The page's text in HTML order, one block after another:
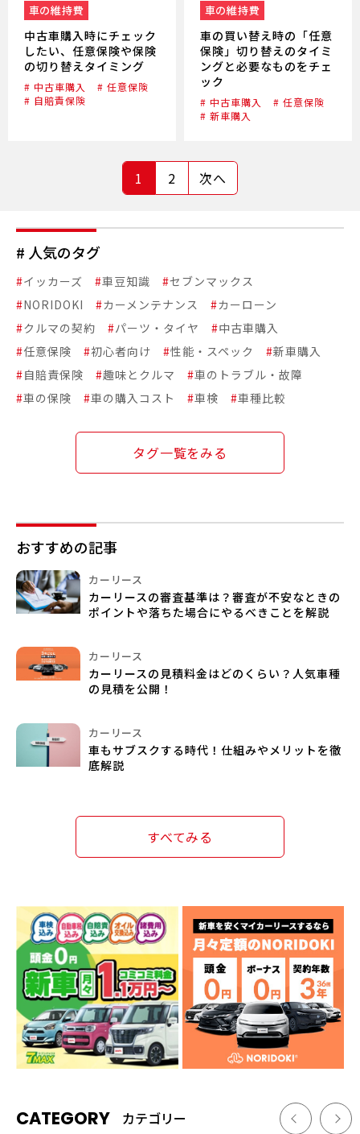
車の維持費
中古車購入時にチェック
したい、任意保険や保険
の切り替えタイミング
# 中古車購入
# 任意保険
# 自賠責保険
車の維持費
車の買い替え時の「任意
保険」切り替えのタイミ
ングと必要なものをチェ
ック
# 中古車購入
# 任意保険
# 新車購入
1 2 次へ
# 人気のタグ
#イッカーズ #車豆知識 #セブンマックス
#NORIDOKI #カーメンテナンス #カーローン
#クルマの契約 #パーツ・タイヤ #中古車購入
#任意保険 #初心者向け #性能・スペック #新車購入
#自賠責保険 #趣味とクルマ #車のトラブル・故障
#車の保険 #車の購入コスト #車検 #車種比較
タグ一覧をみる
おすすめの記事
カーリース
カーリースの審査基準は？審査が不安なときの
ポイントや落ちた場合にやるべきことを解説
カーリース
カーリースの見積料金はどのくらい？人気車種
の見積を公開！
カーリース
車もサブスクする時代！仕組みやメリットを徹
底解説
すべてみる
CATEGORY カテゴリー